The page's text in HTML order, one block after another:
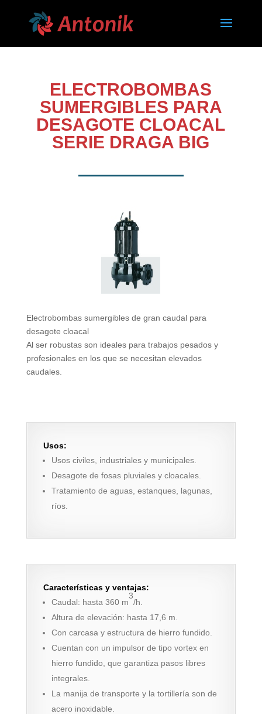
ELECTROBOMBAS
SUMERGIBLES PARA
DESAGOTE CLOACAL
SERIE DRAGA BIG
Electrobombas sumergibles de gran caudal para
desagote cloacal
Al ser robustas son ideales para trabajos pesados y
profesionales en los que se necesitan elevados
caudales.
Usos:
Usos civiles, industriales y municipales.
Desagote de fosas pluviales y cloacales.
Tratamiento de aguas, estanques, lagunas,
ríos.
Características y ventajas:
Caudal: hasta 360 m
3
/h.
Altura de elevación: hasta 17,6 m.
Con carcasa y estructura de hierro fundido.
Cuentan con un impulsor de tipo vortex en
hierro fundido, que garantiza pasos libres
integrales.
La manija de transporte y la tortillería son de
acero inoxidable.